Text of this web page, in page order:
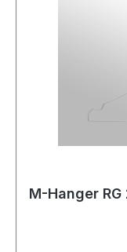
M-Hanger RG